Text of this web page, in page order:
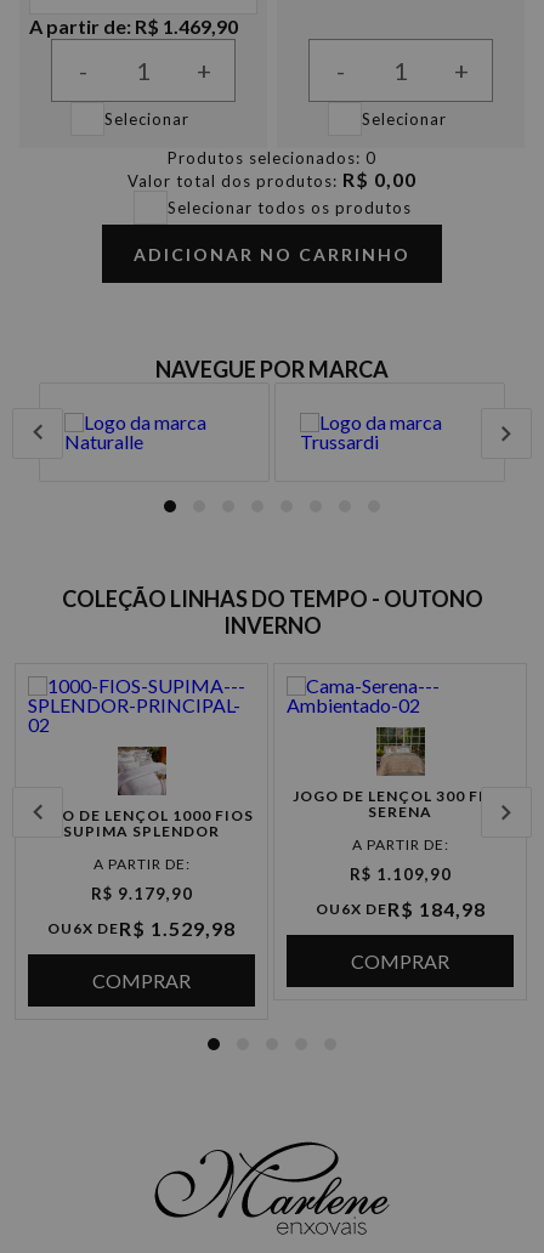
A partir de: R$ 1.469,90
- +
Selecionar
- +
Selecionar
Produtos selecionados: 0
Valor total dos produtos: R$ 0,00
Selecionar todos os produtos
ADICIONAR NO CARRINHO
NAVEGUE POR MARCA
COLEÇÃO LINHAS DO TEMPO - OUTONO
INVERNO
JOGO DE LENÇOL 1000 FIOS
SUPIMA SPLENDOR
R$ 9.179,90
OU 6X DER$ 1.529,98
COMPRAR
JOGO DE LENÇOL 300 FIOS
SERENA
R$ 1.109,90
OU 6X DER$ 184,98
COMPRAR